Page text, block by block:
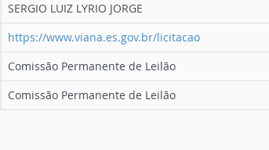
SERGIO LUIZ LYRIO JORGE
https://www.viana.es.gov.br/licitacao
Comissão Permanente de Leilão
Comissão Permanente de Leilão